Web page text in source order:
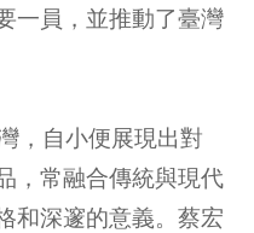
一員，並推動了臺灣
，自小便展現出對
，常融合傳統與現代
和深邃的意義。蔡宏